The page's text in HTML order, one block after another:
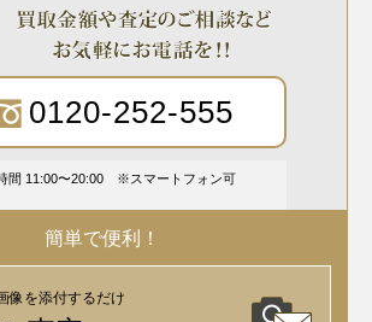
0120-252-555
間 11:00〜20:00 スマートフォン可
簡単で便利！
像を添付するだけ